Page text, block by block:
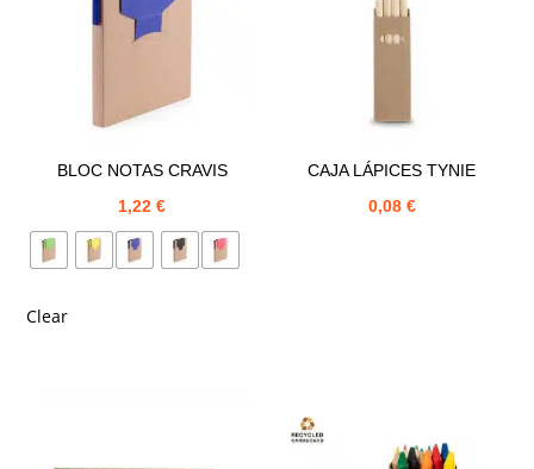
BLOC NOTAS CRAVIS
1,22€
Clear
CAJA LÁPICES TYNIE
0,08 €